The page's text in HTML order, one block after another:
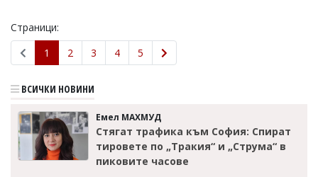
Страници:
1
2 3 4 5
ВСИЧКИ НОВИНИ
Емел МАХМУД
Стягат трафика към София: Спират
тировете по „Тракия“ и „Струма“ в
пиковите часове